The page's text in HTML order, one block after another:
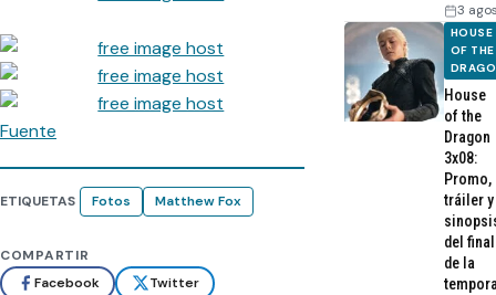
Fuente
ETIQUETAS Fotos Matthew Fox
COMPARTIR
Facebook
Twitter
3
HOUSE
OF THE
House
of the
Dragon
3x08:
Promo,
tráiler y
del final
de la